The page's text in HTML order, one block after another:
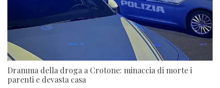
Dramma della droga a Crotone: minaccia di morte i
parenti e devasta casa